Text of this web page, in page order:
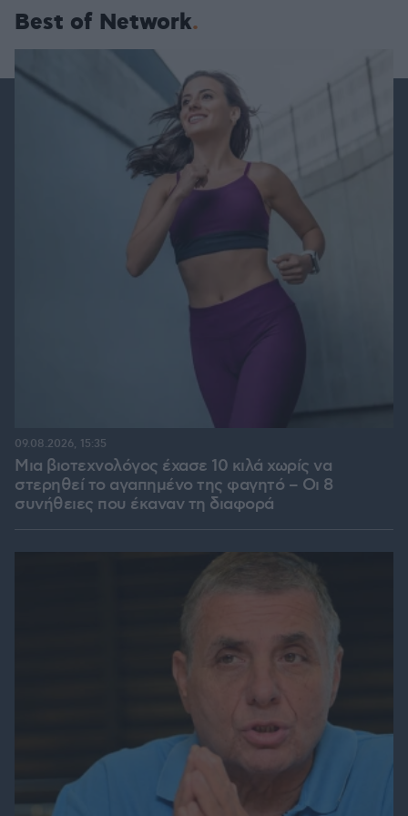
Best of Network
Μια βιοτεχνολόγος έχασε 10 κιλά χωρίς να
στερηθεί το αγαπημένο της φαγητό – Οι 8
συνήθειες που έκαναν τη διαφορά
09.08.2026, 15:35